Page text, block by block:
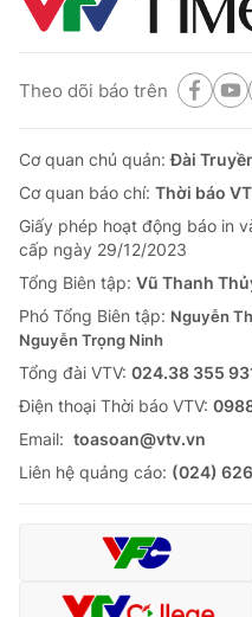
Theo dõi báo trên
Cơ quan chủ quản:Đài
Cơ quan báo chí: Thời báo
Giấy phép hoạt động báo in
cấp ngày 29/12/2023
Tổng Biên tập: Vũ Thanh
Phó Tổng Biên tập: Nguyễn
Nguyễn Trọng Ninh
Tổng đài VTV: 024.38 355
Ðiện thoại Thời báo VTV:
Email: toasoan@vtv.vn
Liên hệ quảng cáo: (024)